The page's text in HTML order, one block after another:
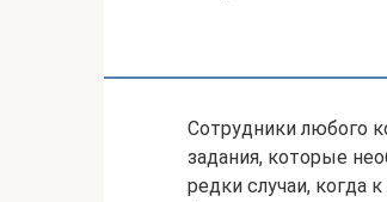
Сотрудники любого
задания, которые
редки случаи, когда